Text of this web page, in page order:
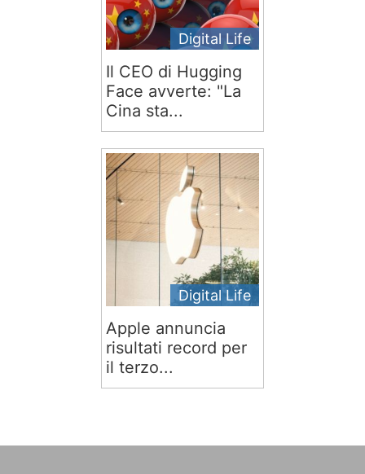
Digital Life
Il CEO di Hugging
Face avverte: "La
Cina sta...
Digital Life
Apple annuncia
risultati record per
il terzo...